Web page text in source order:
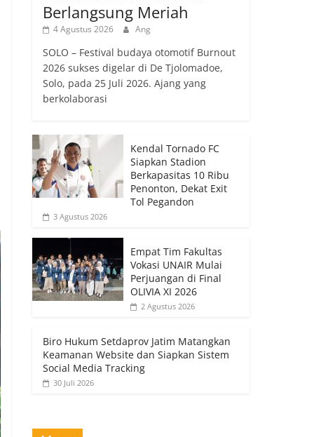
Berlangsung Meriah
4 Agustus 2026 Ang
SOLO – Festival budaya otomotif Burnout
2026 sukses digelar di De Tjolomadoe,
Solo, pada 25 Juli 2026. Ajang yang
berkolaborasi
Kendal Tornado FC
Siapkan Stadion
Berkapasitas 10 Ribu
Penonton, Dekat Exit
Tol Pegandon
3 Agustus 2026
Empat Tim Fakultas
Vokasi UNAIR Mulai
Perjuangan di Final
OLIVIA XI 2026
2 Agustus 2026
Biro Hukum Setdaprov Jatim Matangkan
Keamanan Website dan Siapkan Sistem
Social Media Tracking
30 Juli 2026